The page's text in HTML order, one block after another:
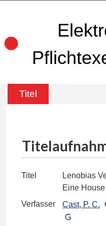
Titel
Titel
Lenobias
Eine
Verfasser
Cast, P. C.